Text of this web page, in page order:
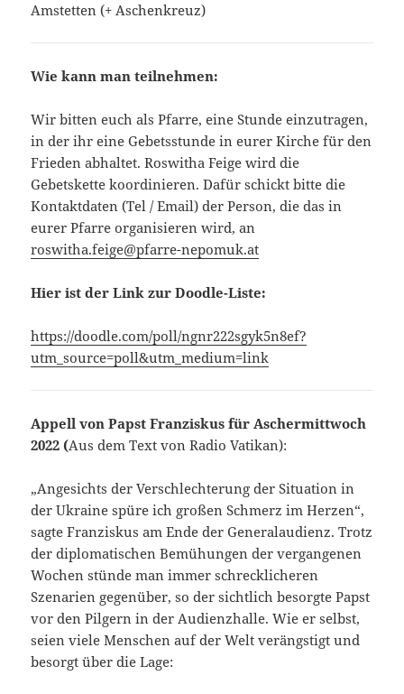
Amstetten (+ Aschenkreuz)
Wie kann man teilnehmen:
Wir bitten euch als Pfarre, eine Stunde einzutragen,
in der ihr eine Gebetsstunde in eurer Kirche für den
Frieden abhaltet. Roswitha Feige wird die
Gebetskette koordinieren. Dafür schickt bitte die
Kontaktdaten (Tel / Email) der Person, die das in
eurer Pfarre organisieren wird, an
roswitha.feige@pfarre-nepomuk.at
Hier ist der Link zur Doodle-Liste:
https://doodle.com/poll/ngnr222sgyk5n8ef?
utm_source=poll&utm_medium=link
Appell von Papst Franziskus für Aschermittwoch
2022 (Aus dem Text von Radio Vatikan):
„Angesichts der Verschlechterung der Situation in
der Ukraine spüre ich großen Schmerz im Herzen“,
sagte Franziskus am Ende der Generalaudienz. Trotz
der diplomatischen Bemühungen der vergangenen
Wochen stünde man immer schrecklicheren
Szenarien gegenüber, so der sichtlich besorgte Papst
vor den Pilgern in der Audienzhalle. Wie er selbst,
seien viele Menschen auf der Welt verängstigt und
besorgt über die Lage: